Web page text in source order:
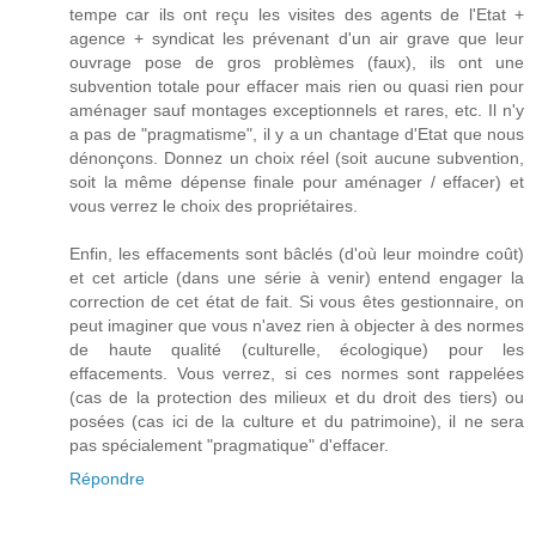
tempe car ils ont reçu les visites des agents de l'Etat +
agence + syndicat les prévenant d'un air grave que leur
ouvrage pose de gros problèmes (faux), ils ont une
subvention totale pour effacer mais rien ou quasi rien pour
aménager sauf montages exceptionnels et rares, etc. Il n'y
a pas de "pragmatisme", il y a un chantage d'Etat que nous
dénonçons. Donnez un choix réel (soit aucune subvention,
soit la même dépense finale pour aménager / effacer) et
vous verrez le choix des propriétaires.
Enfin, les effacements sont bâclés (d'où leur moindre coût)
et cet article (dans une série à venir) entend engager la
correction de cet état de fait. Si vous êtes gestionnaire, on
peut imaginer que vous n'avez rien à objecter à des normes
de haute qualité (culturelle, écologique) pour les
effacements. Vous verrez, si ces normes sont rappelées
(cas de la protection des milieux et du droit des tiers) ou
posées (cas ici de la culture et du patrimoine), il ne sera
pas spécialement "pragmatique" d'effacer.
Répondre